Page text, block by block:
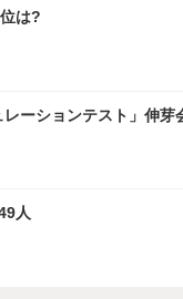
は?
レーションテスト」伸芽
人